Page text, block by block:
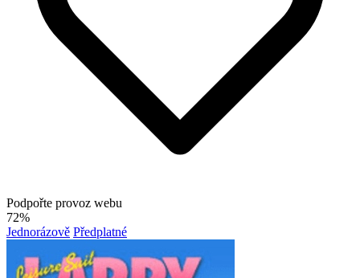
Podpořte provoz webu
72%
Jednorázově Předplatné